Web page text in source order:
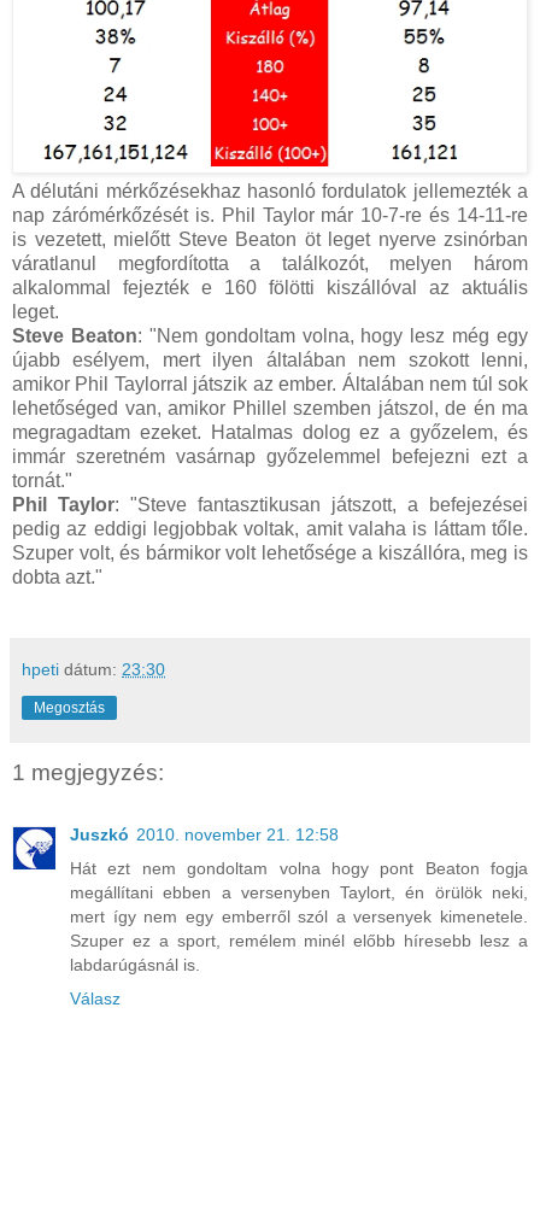
A délutáni mérkőzésekhaz hasonló fordulatok jellemezték a
nap zárómérkőzését is. Phil Taylor már 10-7-re és 14-11-re
is vezetett, mielőtt Steve Beaton öt leget nyerve zsinórban
váratlanul megfordította a találkozót, melyen három
alkalommal fejezték e 160 fölötti kiszállóval az aktuális
leget.
Steve Beaton: "Nem gondoltam volna, hogy lesz még egy
újabb esélyem, mert ilyen általában nem szokott lenni,
amikor Phil Taylorral játszik az ember. Általában nem túl sok
lehetőséged van, amikor Phillel szemben játszol, de én ma
megragadtam ezeket. Hatalmas dolog ez a győzelem, és
immár szeretném vasárnap győzelemmel befejezni ezt a
tornát."
Phil Taylor: "Steve fantasztikusan játszott, a befejezései
pedig az eddigi legjobbak voltak, amit valaha is láttam tőle.
Szuper volt, és bármikor volt lehetősége a kiszállóra, meg is
dobta azt."
hpeti dátum: 23:30
Megosztás
1 megjegyzés:
Juszkó 2010. november 21. 12:58
Hát ezt nem gondoltam volna hogy pont Beaton fogja
megállítani ebben a versenyben Taylort, én örülök neki,
mert így nem egy emberről szól a versenyek kimenetele.
Szuper ez a sport, remélem minél előbb híresebb lesz a
labdarúgásnál is.
Válasz